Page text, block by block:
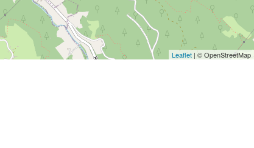
Leaflet | © OpenStreetMap